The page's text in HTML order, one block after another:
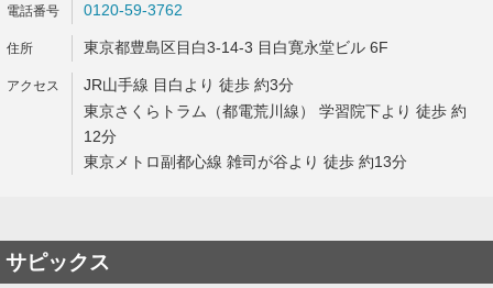
0120-59-3762
東京都豊島区目白3-14-3 目白寛永堂ビル 6F
JR山手線 目白より 徒歩 約3分
東京さくらトラム（都電荒川線） 学習院下より 徒歩 約
12分
東京メトロ副都心線 雑司が谷より 徒歩 約13分
サピックス